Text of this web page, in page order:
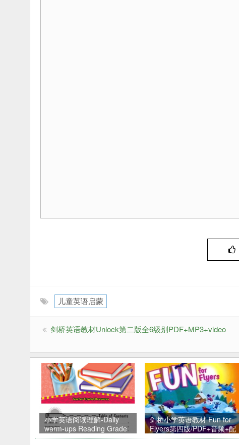
儿童英语启蒙
剑桥英语教材Unlock第二版全6级别PDF+MP3+video
小学英语阅读理解-Daily
warm-ups Reading Grade
1-Grade 8 百度网盘下载
剑桥小学英语教材 Fun for
Flyers第四版/PDF+音频+配
套资料